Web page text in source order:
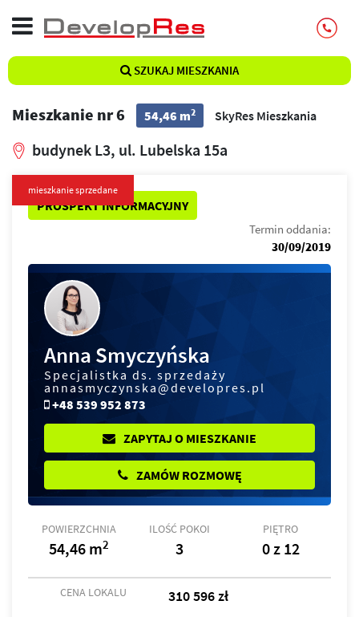
SZUKAJ MIESZKANIA
Mieszkanie nr 6 54,46 m2 SkyRes Mieszkania
budynek L3, ul. Lubelska 15a
PROSPEKT INFORMACYJNY
mieszkanie sprzedane
Termin oddania:
30/09/2019
Anna Smyczyńska
Specjalistka ds. sprzedaży
annasmyczynska@developres.pl
+48 539 952 873
ZAPYTAJ O MIESZKANIE
ZAMÓW ROZMOWĘ
POWIERZCHNIA
54,46 m2
ILOŚĆ POKOI
3
PIĘTRO
0 z 12
CENA LOKALU 310 596 zł